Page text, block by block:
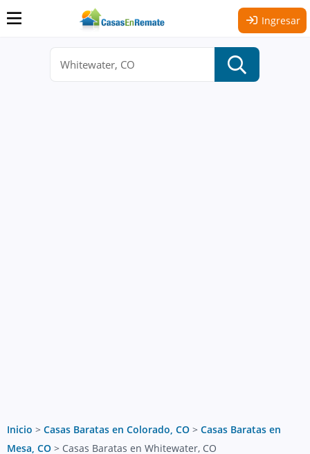
Ingresar
Inicio > Casas Baratas en Colorado, CO > Casas Baratas en
Mesa, CO > Casas Baratas en Whitewater, CO